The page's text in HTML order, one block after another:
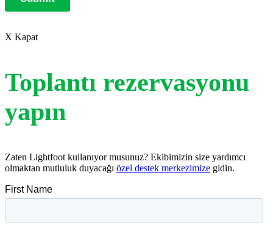
X Kapat
Toplantı rezervasyonu
yapın
Zaten Lightfoot kullanıyor musunuz? Ekibimizin size yardımcı
olmaktan mutluluk duyacağı özel destek merkezimize gidin.